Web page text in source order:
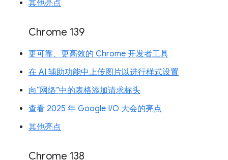
其他亮点
Chrome 139
更可靠、更高效的 Chrome 开发者工具
在 AI 辅助功能中上传图片以进行样式设置
向“网络”中的表格添加请求标头
查看 2025 年 Google I/O 大会的亮点
其他亮点
Chrome 138